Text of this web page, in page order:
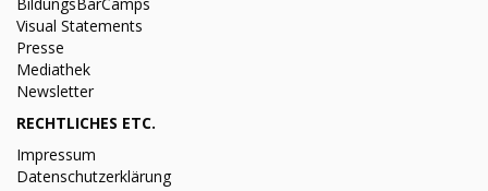
Visual Statements
Presse
Mediathek
Newsletter
RECHTLICHES ETC.
Impressum
Datenschutzerklärung